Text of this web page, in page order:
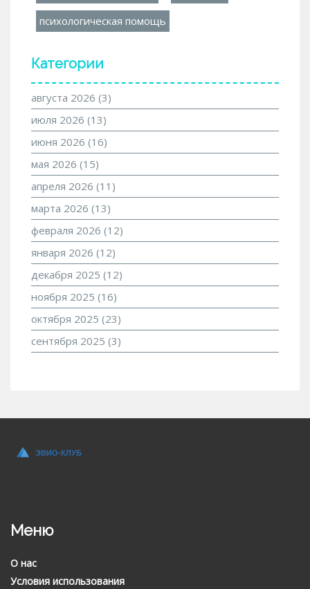
психологическая помощь
Категории
августа 2026 (3)
июля 2026 (13)
июня 2026 (16)
мая 2026 (15)
апреля 2026 (11)
марта 2026 (13)
февраля 2026 (12)
января 2026 (12)
декабря 2025 (12)
ноября 2025 (16)
октября 2025 (23)
сентября 2025 (3)
Меню
О нас
Условия использования